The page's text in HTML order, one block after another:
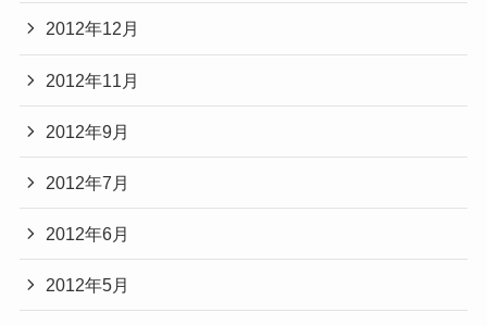
2012年12月
2012年11月
2012年9月
2012年7月
2012年6月
2012年5月